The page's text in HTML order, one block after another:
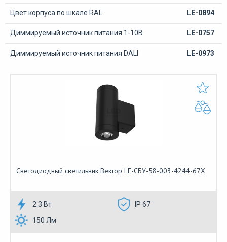
Цвет корпуса по шкале RAL LE-0894
Диммируемый источник питания 1-10В LE-0757
Диммируемый источник питания DALI LE-0973
Светодиодный светильник Вектор LE-СБУ-58-003-4244-67Х
2.3 Вт
IP 67
150 Лм